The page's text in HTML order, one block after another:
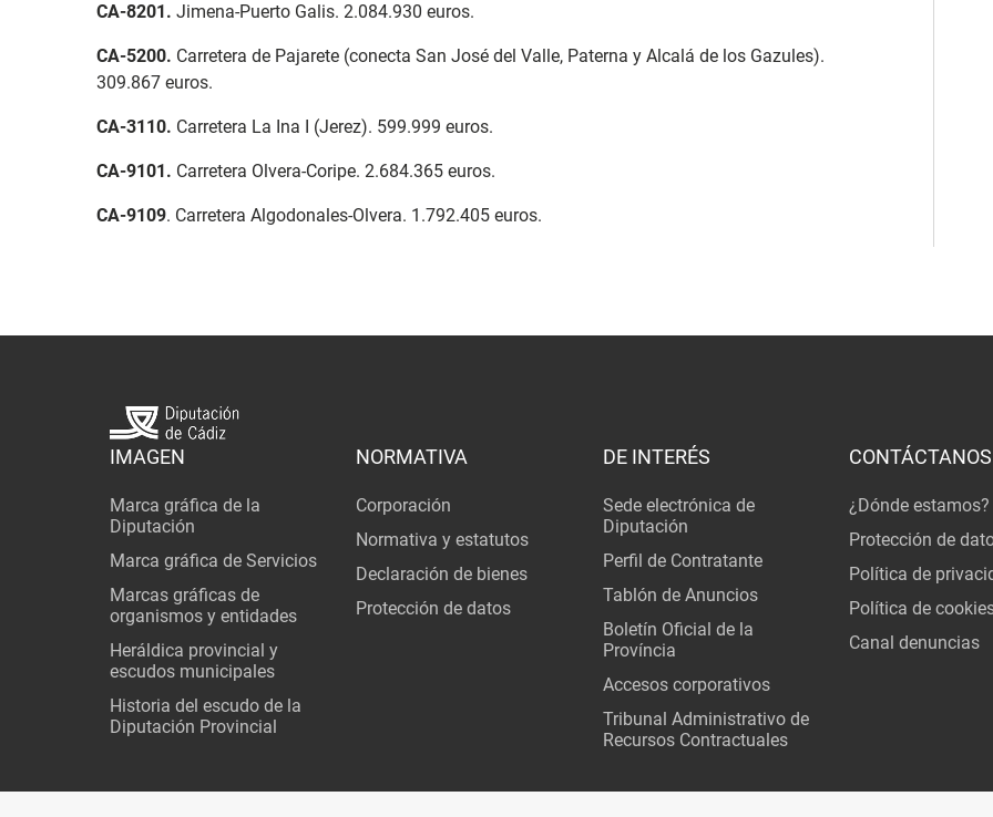
CA-8201. Jimena-Puerto Galis. 2.084.930 euros.
CA-5200. Carretera de Pajarete (conecta San José del Valle, Paterna y Alcalá de los Gazules).
309.867 euros.
CA-3110. Carretera La Ina I (Jerez). 599.999 euros.
CA-9101. Carretera Olvera-Coripe. 2.684.365 euros.
CA-9109. Carretera Algodonales-Olvera. 1.792.405 euros.
IMAGEN
Marca gráfica de la
Diputación
Marca gráfica de Servicios
Marcas gráficas de
organismos y entidades
Heráldica provincial y
escudos municipales
Historia del escudo de la
Diputación Provincial
NORMATIVA
Corporación
Normativa y estatutos
Declaración de bienes
Protección de datos
DE INTERÉS
Sede electrónica de
Diputación
Perfil de Contratante
Tablón de Anuncios
Boletín Oficial de la
Província
Accesos corporativos
Tribunal Administrativo de
Recursos Contractuales
CONTÁCTANOS
¿Dónde estamos?
Protección de
Política de
Política de
Canal denuncias